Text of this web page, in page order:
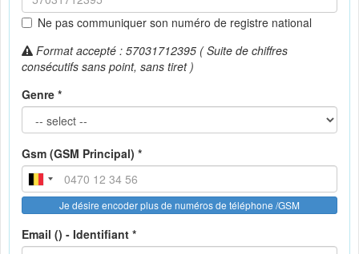
Ne pas communiquer son numéro de registre national
Format accepté : 57031712395 ( Suite de chiffres
consécutifs sans point, sans tiret )
Genre *
Gsm (GSM Principal) *
Je désire encoder plus de numéros de téléphone /GSM
Email () - Identifiant *